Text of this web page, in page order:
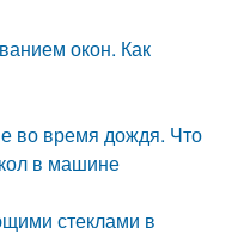
окон. Как
во время дождя. Что
в машине
стеклами в